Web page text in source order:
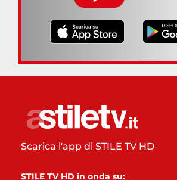
Scarica l'app di STILE TV HD
STILE TV HD in onda su: